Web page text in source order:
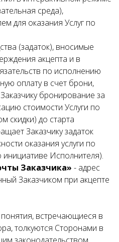
среда),
для оказания Услуг по
(задаток), вносимые
акцепта и в
по исполнению
оплату в счет брони,
бронирование за
стоимости Услуги по
скидки) до старта
Заказчику задаток
оказания услуги по
Исполнителя).
Заказчика» - адрес
Заказчиком при акцепте
встречающиеся в
толкуются Сторонами в